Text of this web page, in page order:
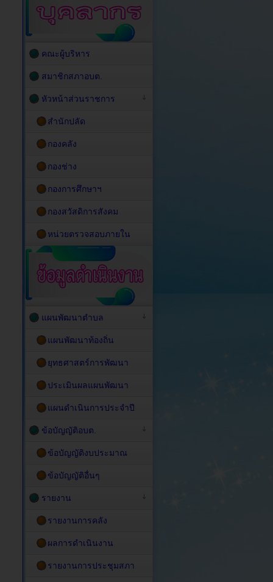
คณะผู้บริหาร
สมาชิกสภาอบต.
หัวหน้าส่วนราชการ
สำนักปลัด
กองคลัง
กองช่าง
กองการศึกษาฯ
กองสวัสดิการสังคม
หน่วยตรวจสอบภายใน
แผนพัฒนาตำบล
แผนพัฒนาท้องถิ่น
ยุทธศาสตร์การพัฒนา
ประเมินผลแผนพัฒนา
แผนดำเนินการประจำปี
ข้อบัญญัติอบต.
ข้อบัญญัติงบประมาณ
ข้อบัญญัติอื่นๆ
รายงาน
รายงานการคลัง
ผลการดำเนินงาน
รายงานการประชุมสภา